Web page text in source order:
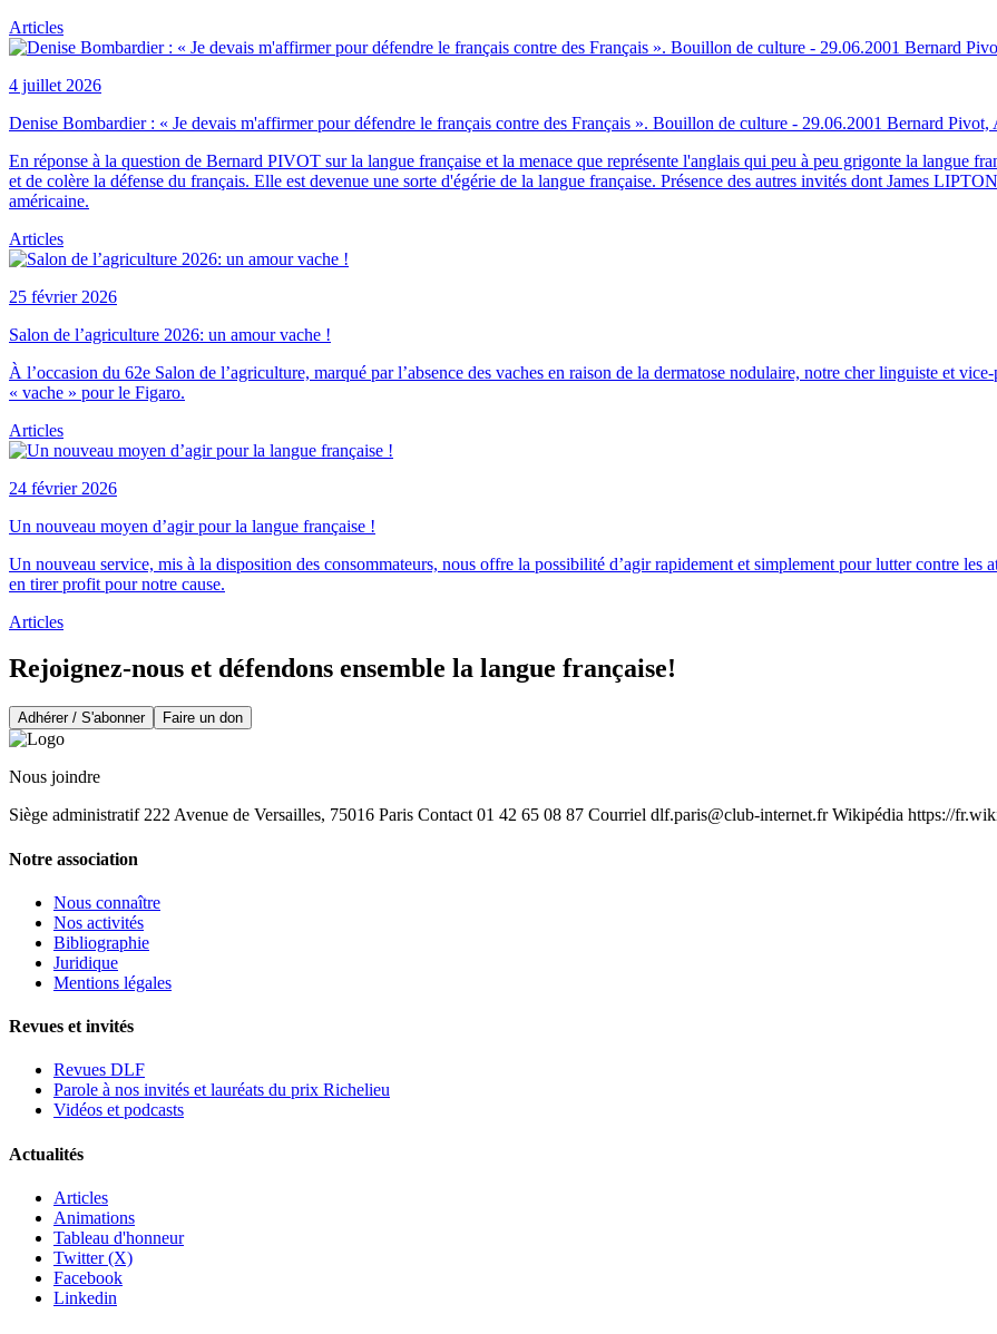
Articles
4 juillet 2026
Denise Bombardier : « Je devais m'affirmer pour défendre le français contre des Français ». Bouillon de culture - 29.06.2001 Bernard
En réponse à la question de Bernard PIVOT sur la langue française et la menace que représente l'anglais qui peu à peu grigonte la langue
et de colère la défense du français. Elle est devenue une sorte d'égérie de la langue française. Présence des autres invités dont James
américaine.
Articles
25 février 2026
Salon de l’agriculture 2026: un amour vache !
À l’occasion du 62e Salon de l’agriculture, marqué par l’absence des vaches en raison de la dermatose nodulaire, notre cher linguiste et
« vache » pour le Figaro.
Articles
24 février 2026
Un nouveau moyen d’agir pour la langue française !
Un nouveau service, mis à la disposition des consommateurs, nous offre la possibilité d’agir rapidement et simplement pour lutter contre les
en tirer profit pour notre cause.
Articles
Rejoignez-nous et défendons ensemble la langue française!
Adhérer / S'abonner Faire un don
Nous joindre
Siège administratif 222 Avenue de Versailles, 75016 Paris Contact 01 42 65 08 87 Courriel dlf.paris@club-internet.frWikipédia https://
Notre association
Nous connaître
Nos activités
Bibliographie
Juridique
Mentions légales
Revues et invités
Revues DLF
Parole à nos invités et lauréats du prix Richelieu
Vidéos et podcasts
Actualités
Articles
Animations
Tableau d'honneur
Twitter (X)
Facebook
Linkedin